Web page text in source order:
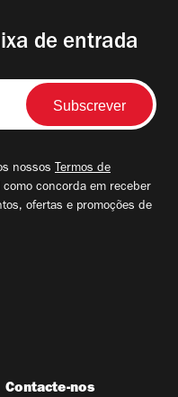
de entrada
nossos Termos de
como concorda em receber
ofertas e promoções de
Contacte-nos